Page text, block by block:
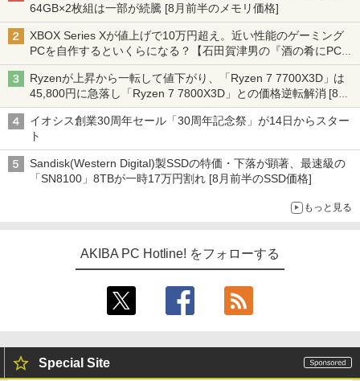
64GB×2枚組は一部が続騰 [8月前半のメモリ価格]
XBOX Series Xが値上げで10万円超え。近い性能のゲーミング
PCを自作するといくらになる？【石田賀津男の『酒の肴にPCゲ
ーム』】
Ryzenが上昇から一転して値下がり、「Ryzen 7 7700X3D」は
45,800円に急落し「Ryzen 7 7800X3D」との価格逆転解消 [8月
前半のCPU価格]
イオシス創業30周年セール「30周年記念祭」が14日からスター
ト
Sandisk(Western Digital)製SSDの特価・下落が顕著、最速級の
「SN8100」8TBが一時17万円割れ [8月前半のSSD価格]
もっと見る
AKIBA PC Hotline! をフォローする
Special Site